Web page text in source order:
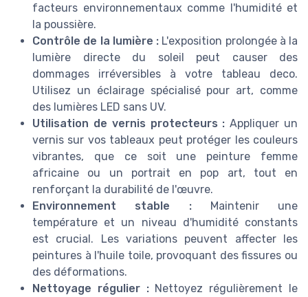
facteurs environnementaux comme l'humidité et
la poussière.
Contrôle de la lumière : L'exposition prolongée à la
lumière directe du soleil peut causer des
dommages irréversibles à votre tableau deco.
Utilisez un éclairage spécialisé pour art, comme
des lumières LED sans UV.
Utilisation de vernis protecteurs : Appliquer un
vernis sur vos tableaux peut protéger les couleurs
vibrantes, que ce soit une peinture femme
africaine ou un portrait en pop art, tout en
renforçant la durabilité de l'œuvre.
Environnement stable :Maintenir une
température et un niveau d'humidité constants
est crucial. Les variations peuvent affecter les
peintures à l'huile toile, provoquant des fissures ou
des déformations.
Nettoyage régulier :Nettoyez régulièrement le